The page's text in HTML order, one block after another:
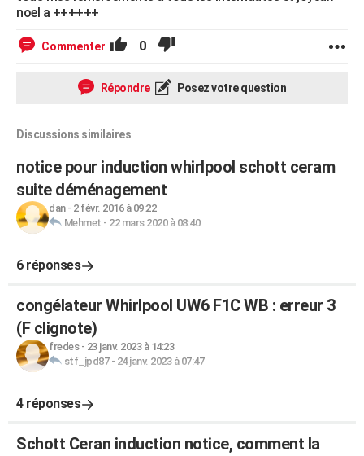
noel a ++++++
Commenter 0
Répondre Posez votre question
Discussions similaires
notice pour induction whirlpool schott ceram
suite déménagement
dan- 2 févr. 2016 à 09:22
Mehmet - 22 mars 2020 à 08:40
6 réponses
congélateur Whirlpool UW6 F1C WB : erreur 3
(F clignote)
fredes- 23 janv. 2023 à 14:23
stf_jpd87- 24 janv. 2023 à 07:47
4 réponses
Schott Ceran induction notice, comment la